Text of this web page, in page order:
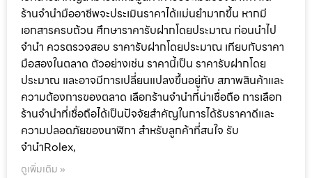
ร้านจำนำมืออาชีพจะประเมินราคาได้แม่นยำมากขึ้น หากมี
เอกสารครบถ้วน ศึกษาราคารับฝากโดยประมาณ ก่อนนำไป
จำนำ ควรตรวจสอบ ราคารับฝากโดยประมาณ เทียบกับราคา
มือสองในตลาด ตัวอย่างเช่น ราคานี้เป็น ราคารับฝากโดย
ประมาณ และอาจมีการเปลี่ยนแปลงขึ้นอยู่กับ สภาพสินค้าและ
ความต้องการของตลาด เลือกร้านจำนำที่น่าเชื่อถือ การเลือก
ร้านจำนำที่เชื่อถือได้เป็นปัจจัยสำคัญในการได้รับราคาดีและ
ความปลอดภัยของนาฬิกา สำหรับลูกค้าที่สนใจ รับ
จำนำRolex,
ดูเพิ่มเติม »